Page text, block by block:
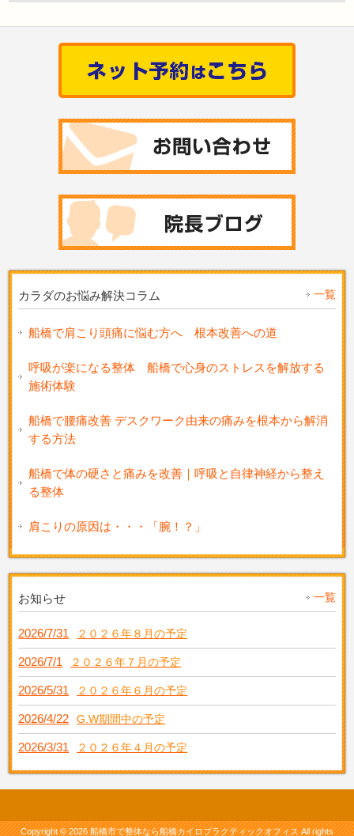
カラダのお悩み解決コラム 一覧
船橋で肩こり頭痛に悩む方へ 根本改善への道
呼吸が楽になる整体 船橋で心身のストレスを解放する
施術体験
船橋で腰痛改善 デスクワーク由来の痛みを根本から解消
する方法
船橋で体の硬さと痛みを改善｜呼吸と自律神経から整え
る整体
肩こりの原因は・・・「腕！？」
お知らせ 一覧
2026/7/31 ２０２６年８月の予定
2026/7/1 ２０２６年７月の予定
2026/5/31 ２０２６年６月の予定
2026/4/22 G.W期間中の予定
2026/3/31 ２０２６年４月の予定
Copyright © 2026 船橋市で整体なら船橋カイロプラクティックオフィス All rights